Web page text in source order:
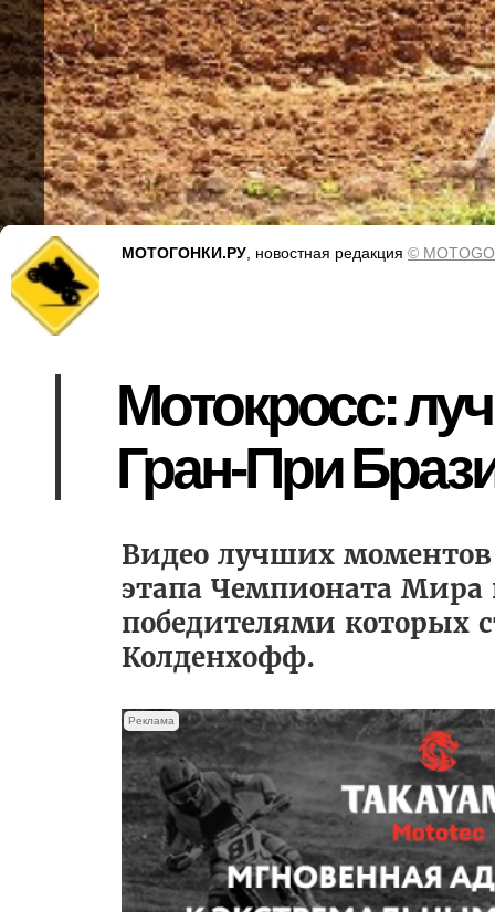
МОТОГОНКИ.РУ , новостная редакция ©
Мотокросс:
Гран-При
Видео лучших
этапа Чемпионата Мира
победителями которых
Колденхофф.
Реклама